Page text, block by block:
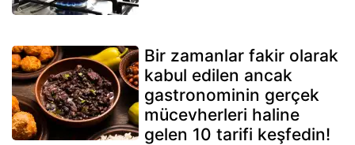
Bir zamanlar fakir olarak
kabul edilen ancak
gastronominin gerçek
mücevherleri haline
gelen 10 tarifi keşfedin!